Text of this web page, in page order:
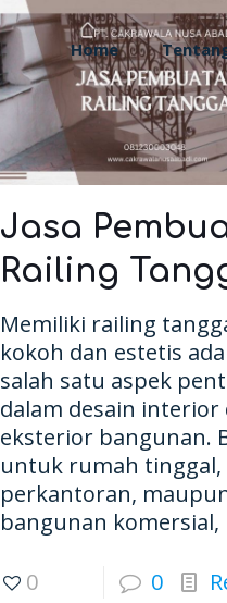
Home
Jasa
Railing
Memiliki railing
kokoh dan estetis
salah satu aspek
dalam desain interior
eksterior bangunan.
untuk rumah tinggal,
perkantoran,
bangunan komersial,
0 0